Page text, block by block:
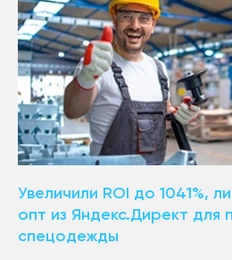
Увеличили ROI до 1041%,
опт из Яндекс.Директ для
спецодежды